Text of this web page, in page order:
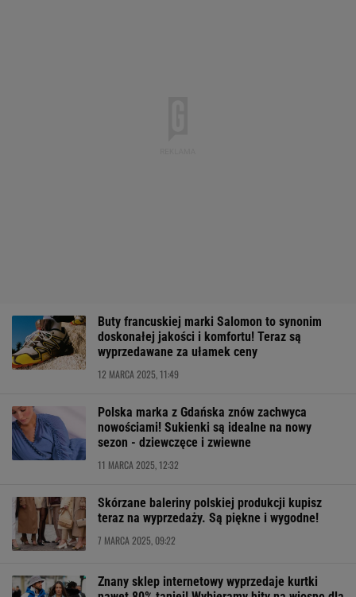
Buty francuskiej marki Salomon to synonim
doskonałej jakości i komfortu! Teraz są
wyprzedawane za ułamek ceny
12 MARCA 2025, 11:49
Polska marka z Gdańska znów zachwyca
nowościami! Sukienki są idealne na nowy
sezon - dziewczęce i zwiewne
11 MARCA 2025, 12:32
Skórzane baleriny polskiej produkcji kupisz
teraz na wyprzedaży. Są piękne i wygodne!
7 MARCA 2025, 09:22
Znany sklep internetowy wyprzedaje kurtki